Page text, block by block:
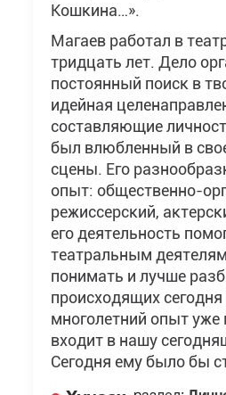
Кошкина…».
Магаев работал в
тридцать лет. Дело
постоянный поиск в
идейная
составляющие
был влюбленный в
сцены. Его
опыт: общественно-
режиссерский,
его деятельность
театральным
понимать и лучше
происходящих сегодня
многолетний опыт уже
входит в нашу
Сегодня ему было бы